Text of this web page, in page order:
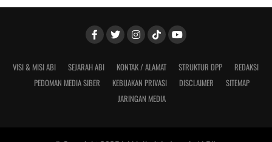
VISI & MISI ABI SEJARAH ABI KONTAK / ALAMAT STRUKTUR DPP
REDAKSI
PEDOMAN MEDIA SIBER
KEBIJAKAN PRIVASI DISCLAIMER
SITEMAP
JARINGAN MEDIA